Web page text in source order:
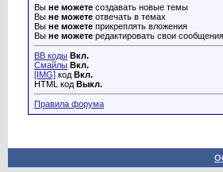
Вы не можете создавать новые темы
Вы не можете отвечать в темах
Вы не можете прикреплять вложения
Вы не можете редактировать свои сообщения
BB коды Вкл.
Смайлы Вкл.
[IMG] код Вкл.
HTML код Выкл.
Правила форума